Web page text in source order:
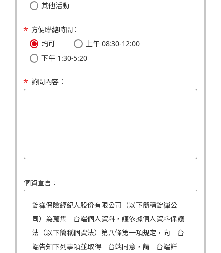
其他活動
方便聯絡時間：
均可
上午 08:30-12:00
下午 1:30-5:20
詢問內容：
個資宣言：
錠嵂保險經紀人股份有限公司（以下簡稱錠嵂公
司）為蒐集 台端個人資料，謹依據個人資料保護
法（以下簡稱個資法）第八條第一項規定，向 台
端告知下列事項並取得 台端同意，請 台端詳